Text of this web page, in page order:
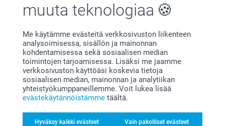
muuta teknologiaa
Me käytämme evästeitä verkkosivuston liikenteen
analysoimisessa, sisällön ja mainonnan
kohdentamisessa sekä sosiaalisen median
toimintojen tarjoamisessa. Lisäksi me jaamme
verkkosivuston käyttöäsi koskevia tietoja
sosiaalisen median, mainonnan ja analytiikan
yhteistyökumppaneillemme. Voit lukea lisää
evästekäytännöistämme täältä.
Hyväksy kaikki evästeet Vain pakolliset evästeet
Miksismartphoto?